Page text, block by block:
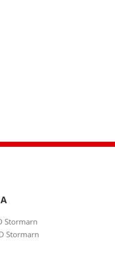
Stormarn
Stormarn